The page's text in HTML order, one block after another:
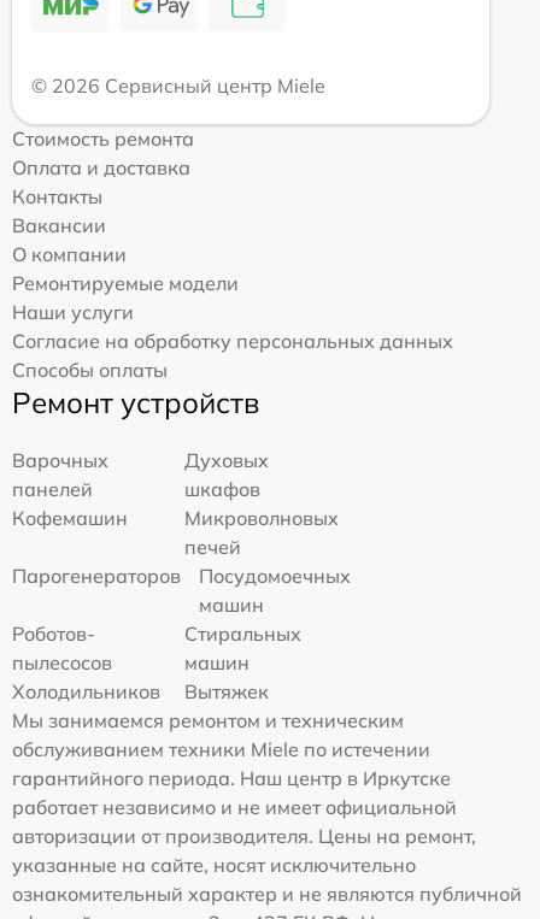
© 2026 Сервисный центр Miele
Стоимость ремонта
Оплата и доставка
Контакты
Вакансии
О компании
Ремонтируемые модели
Наши услуги
Согласие на обработку персональных данных
Способы оплаты
Ремонт устройств
Варочных
панелей
Духовых
шкафов
Кофемашин
Микроволновых
печей
Парогенераторов
Посудомоечных
машин
Роботов-
пылесосов
Стиральных
машин
Холодильников
Вытяжек
Мы занимаемся ремонтом и техническим
обслуживанием техники Miele по истечении
гарантийного периода. Наш центр в Иркутске
работает независимо и не имеет официальной
авторизации от производителя. Цены на ремонт,
указанные на сайте, носят исключительно
ознакомительный характер и не являются публичной